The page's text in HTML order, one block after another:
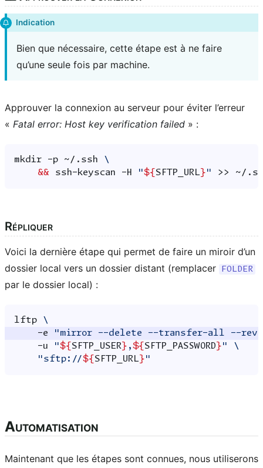
Indication
Bien que nécessaire, cette étape est à ne faire
qu’une seule fois par machine.
Approuver la connexion au serveur pour éviter l’erreur
« Fatal error: Host key verification failed » :
mkdir -p ~/.ssh
\
&&
ssh-keyscan -H "${ SFTP_URL} " >>
Répliquer
Voici la dernière étape qui permet de faire un miroir d’un
dossier local vers un dossier distant (remplacer
FOLDER
par le dossier local) :
lftp
\
-e
"mirror --delete --transfer-all --
-u
"${ SFTP_USER} , ${ SFTP_PASSWORD} "
\
"sftp://${ SFTP_URL} "
Automatisation
Maintenant que les étapes sont connues, nous utiliserons